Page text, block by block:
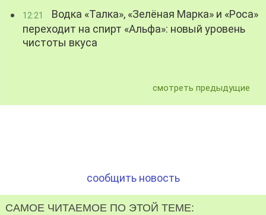
12:21
Водка «Талка», «Зелёная Марка» и «Роса»
переходит на спирт «Альфа»: новый уровень
чистоты вкуса
смотреть предыдущие
сообщить новость
САМОЕ ЧИТАЕМОЕ ПО ЭТОЙ ТЕМЕ: